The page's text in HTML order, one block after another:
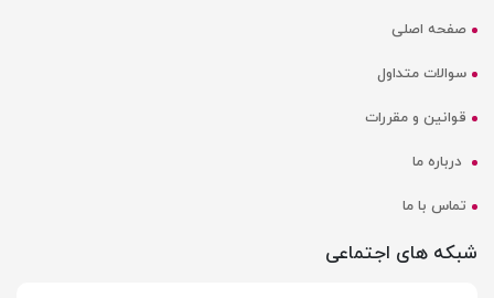
صفحه اصلی
سوالات متداول
قوانین و مقررات
درباره ما
تماس با ما
شبکه های اجتماعی